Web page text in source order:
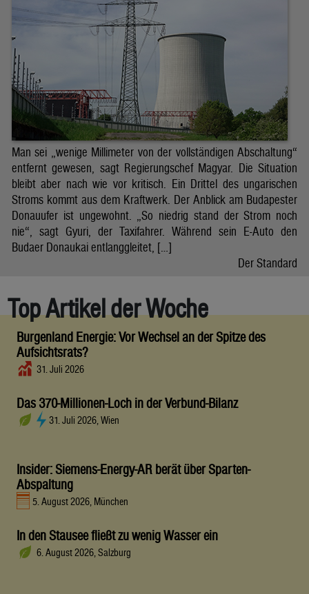
Man sei „wenige Millimeter von der vollständigen Abschaltung“
entfernt gewesen, sagt Regierungschef Magyar. Die Situation
bleibt aber nach wie vor kritisch. Ein Drittel des ungarischen
Stroms kommt aus dem Kraftwerk. Der Anblick am Budapester
Donauufer ist ungewohnt. „So niedrig stand der Strom noch
nie“, sagt Gyuri, der Taxifahrer. Während sein E-Auto den
Budaer Donaukai entlanggleitet, […]
Der Standard
Top Artikel der Woche
Burgenland Energie: Vor Wechsel an der Spitze des
Aufsichtsrats?
31. Juli 2026
Das 370-Millionen-Loch in der Verbund-Bilanz
31. Juli 2026, Wien
Insider: Siemens-Energy-AR berät über Sparten-
Abspaltung
5. August 2026, München
In den Stausee fließt zu wenig Wasser ein
6. August 2026, Salzburg